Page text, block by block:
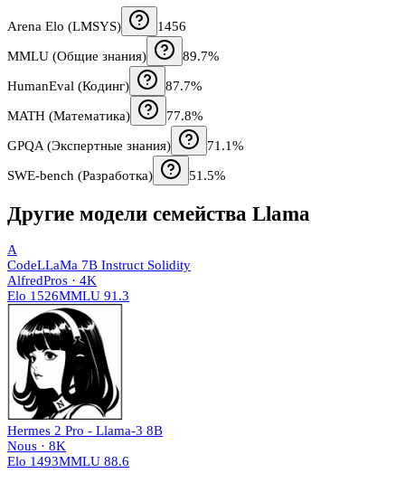
Arena Elo (LMSYS) 1456
MMLU (Общие знания) 89.7%
HumanEval (Кодинг) 87.7%
MATH (Математика) 77.8%
GPQA (Экспертные знания) 71.1%
SWE-bench (Разработка) 51.5%
Другие модели семейства Llama
A
CodeLLaMa 7B Instruct Solidity
AlfredPros · 4K
Elo 1526MMLU 91.3
Hermes 2 Pro - Llama-3 8B
Nous · 8K
Elo 1493MMLU 88.6